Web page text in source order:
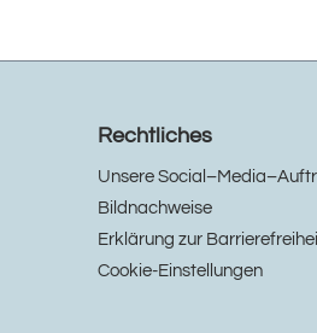
Rechtliches
Unsere
Bildnachweise
Erklärung zur
Cookie-Einstellungen